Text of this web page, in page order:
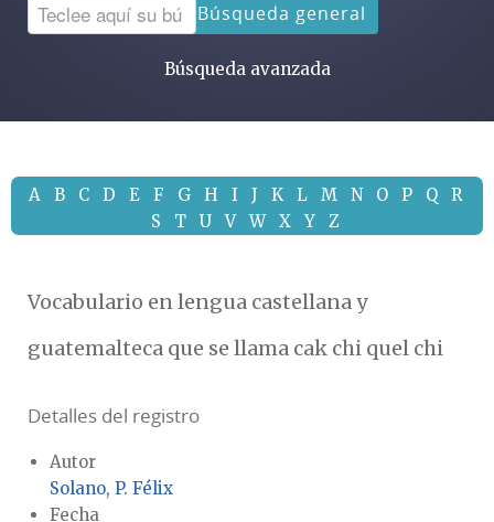
Búsqueda general
Búsqueda avanzada
A B C D E F G H I J K L M N O P Q
R
S
T U V W X Y Z
Vocabulario en lengua castellana y
guatemalteca que se llama cak chi quel chi
Detalles del registro
Autor
Solano, P. Félix
Fecha